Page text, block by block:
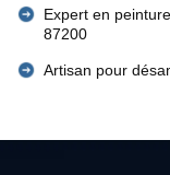
Expert en
87200
Artisan pour